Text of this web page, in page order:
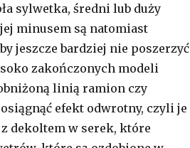
sylwetka, średni lub duży
minusem są natomiast
jeszcze bardziej nie poszerzyć
zakończonych modeli
linią ramion czy
efekt odwrotny, czyli je
dekoltem w serek, które